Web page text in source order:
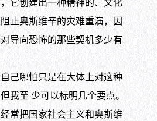
创建出一种精神的、文化
止奥斯维辛的灾难重演，因
导向恐怖的那些契机多少有
哪怕只是在大体上对这种
我至 少可以标明几个要点。
把国家社会主义和奥斯维